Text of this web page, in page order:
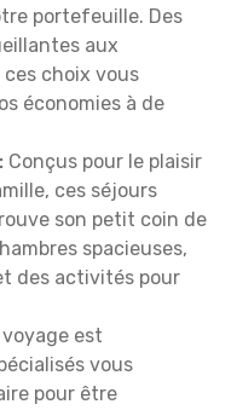
portefeuille. Des
aux
choix vous
économies à de
Conçus pour le plaisir
ces séjours
son petit coin de
spacieuses,
des activités pour
est
vous
pour être